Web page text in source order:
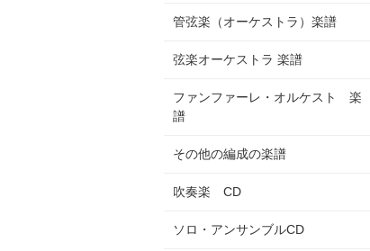
管弦楽（オーケストラ）楽譜
弦楽オーケストラ 楽譜
ファンファーレ・オルケスト 楽
譜
その他の編成の楽譜
吹奏楽 CD
ソロ・アンサンブルCD